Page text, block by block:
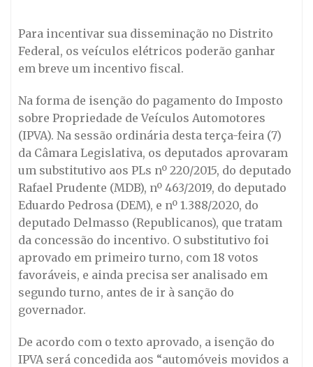
Para incentivar sua disseminação no Distrito
Federal, os veículos elétricos poderão ganhar
em breve um incentivo fiscal.
Na forma de isenção do pagamento do Imposto
sobre Propriedade de Veículos Automotores
(IPVA). Na sessão ordinária desta terça-feira (7)
da Câmara Legislativa, os deputados aprovaram
um substitutivo aos PLs nº 220/2015, do deputado
Rafael Prudente (MDB), nº 463/2019, do deputado
Eduardo Pedrosa (DEM), e nº 1.388/2020, do
deputado Delmasso (Republicanos), que tratam
da concessão do incentivo. O substitutivo foi
aprovado em primeiro turno, com 18 votos
favoráveis, e ainda precisa ser analisado em
segundo turno, antes de ir à sanção do
governador.
De acordo com o texto aprovado, a isenção do
IPVA será concedida aos “automóveis movidos a